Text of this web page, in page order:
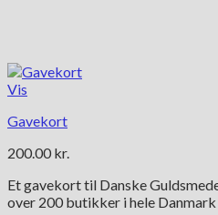
Vis
Gavekort
200.00 kr.
Et gavekort til Danske
over 200 butikker i hele Danmark